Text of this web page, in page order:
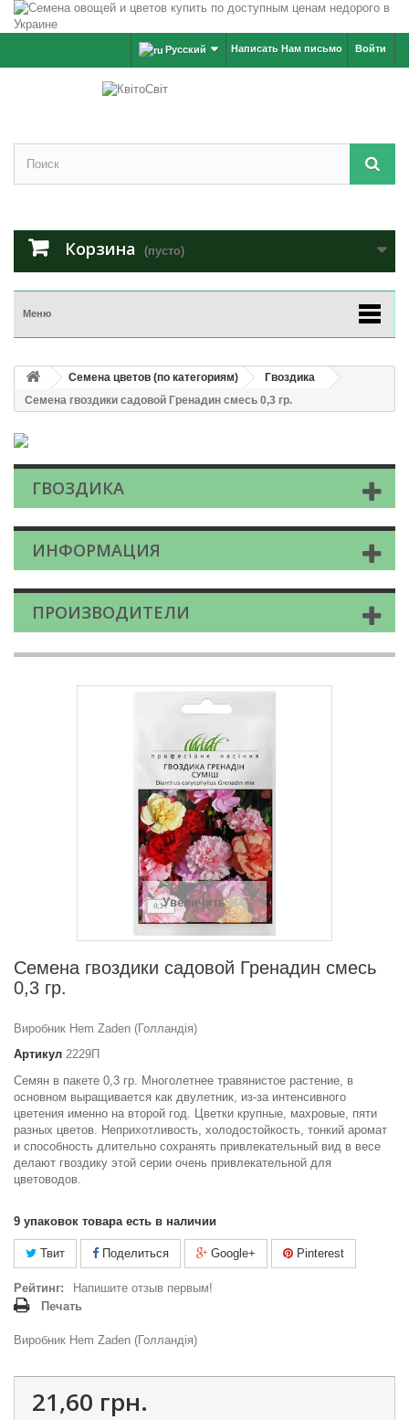
Войти
Написать Нам письмо
Русский
Корзина (пусто)
Меню
Семена цветов (по категориям)
Гвоздика
Семена гвоздики садовой Гренадин смесь 0,3 гр.
ГВОЗДИКА
ИНФОРМАЦИЯ
ПРОИЗВОДИТЕЛИ
Увеличить
Семена гвоздики садовой Гренадин смесь
0,3 гр.
Виробник Hem Zaden (Голландія)
Артикул 2229П
Семян в пакете 0,3 гр. Многолетнее травянистое растение, в
основном выращивается как двулетник, из-за интенсивного
цветения именно на второй год. Цветки крупные, махровые, пяти
разных цветов. Неприхотливость, холодостойкость, тонкий аромат
и способность длительно сохранять привлекательный вид в весе
делают гвоздику этой серии очень привлекательной для
цветоводов.
9 упаковок товара есть в наличии
Твит Поделиться Google+ Pinterest
Рейтинг:
Напишите отзыв первым!
Печать
Виробник Hem Zaden (Голландія)
21,60 грн.